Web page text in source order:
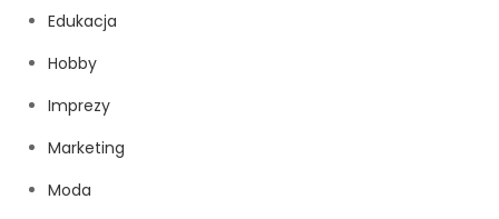
Edukacja
Hobby
Imprezy
Marketing
Moda